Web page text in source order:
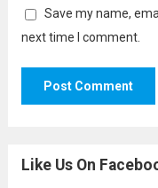
Save my name,
next time I comment.
Like Us On